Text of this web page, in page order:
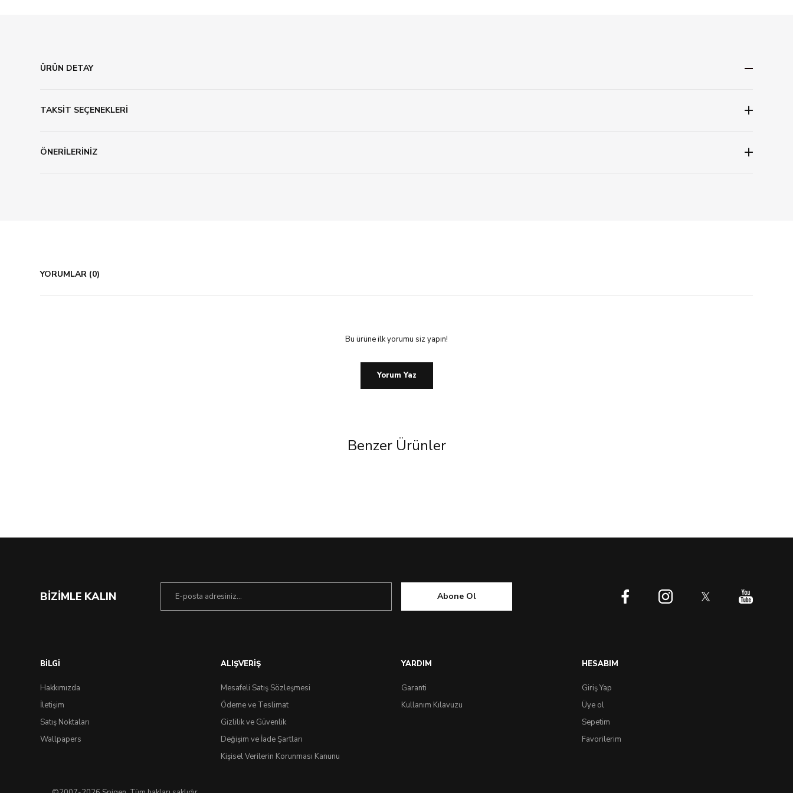
ÜRÜN DETAY
TAKSİT SEÇENEKLERİ
ÖNERİLERİNİZ
YORUMLAR (0)
Bu ürüne ilk yorumu siz yapın!
Yorum Yaz
Benzer Ürünler
BİZİMLE KALIN Abone Ol
BİLGİ
Hakkımızda
İletişim
Satış Noktaları
Wallpapers
ALIŞVERİŞ
Mesafeli Satış Sözleşmesi
Ödeme ve Teslimat
Gizlilik ve Güvenlik
Değişim ve İade Şartları
Kişisel Verilerin Korunması Kanunu
YARDIM
Garanti
Kullanım Kılavuzu
HESABIM
Giriş Yap
Üye ol
Sepetim
Favorilerim